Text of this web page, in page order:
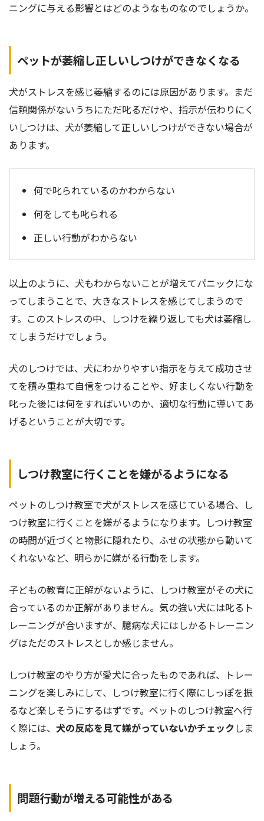
ニングに与える影響とはどのようなものなのでしょうか。
ペットが萎縮し正しいしつけができなくなる
犬がストレスを感じ萎縮するのには原因があります。まだ
信頼関係がないうちにただ叱るだけや、指示が伝わりにく
いしつけは、犬が萎縮して正しいしつけができない場合が
あります。
何で叱られているのかわからない
何をしても叱られる
正しい行動がわからない
以上のように、犬もわからないことが増えてパニックにな
ってしまうことで、大きなストレスを感じてしまうので
す。このストレスの中、しつけを繰り返しても犬は萎縮し
てしまうだけでしょう。
犬のしつけでは、犬にわかりやすい指示を与えて成功させ
てを積み重ねて自信をつけることや、好ましくない行動を
叱った後には何をすればいいのか、適切な行動に導いてあ
げるということが大切です。
しつけ教室に行くことを嫌がるようになる
ペットのしつけ教室で犬がストレスを感じている場合、し
つけ教室に行くことを嫌がるようになります。しつけ教室
の時間が近づくと物影に隠れたり、ふせの状態から動いて
くれないなど、明らかに嫌がる行動をします。
子どもの教育に正解がないように、しつけ教室がその犬に
合っているのか正解がありません。気の強い犬には叱るト
レーニングが合いますが、臆病な犬にはしかるトレーニン
グはただのストレスとしか感じません。
しつけ教室のやり方が愛犬に合ったものであれば、トレー
ニングを楽しみにして、しつけ教室に行く際にしっぽを振
るなど楽しそうにするはずです。ペットのしつけ教室へ行
く際には、 犬の反応を見て嫌がっていないかチェックしま
しょう。
問題行動が増える可能性がある